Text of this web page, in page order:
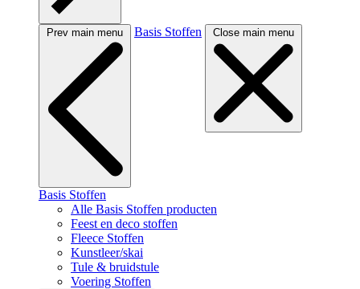
Prev main menu Basis Stoffen Close main menu
Basis Stoffen
Alle Basis Stoffen producten
Feest en deco stoffen
Fleece Stoffen
Kunstleer/skai
Tule & bruidstule
Voering Stoffen